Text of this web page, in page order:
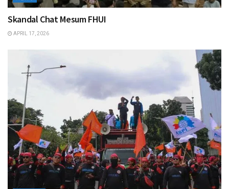
Skandal Chat Mesum FHUI
APRIL 17, 2026